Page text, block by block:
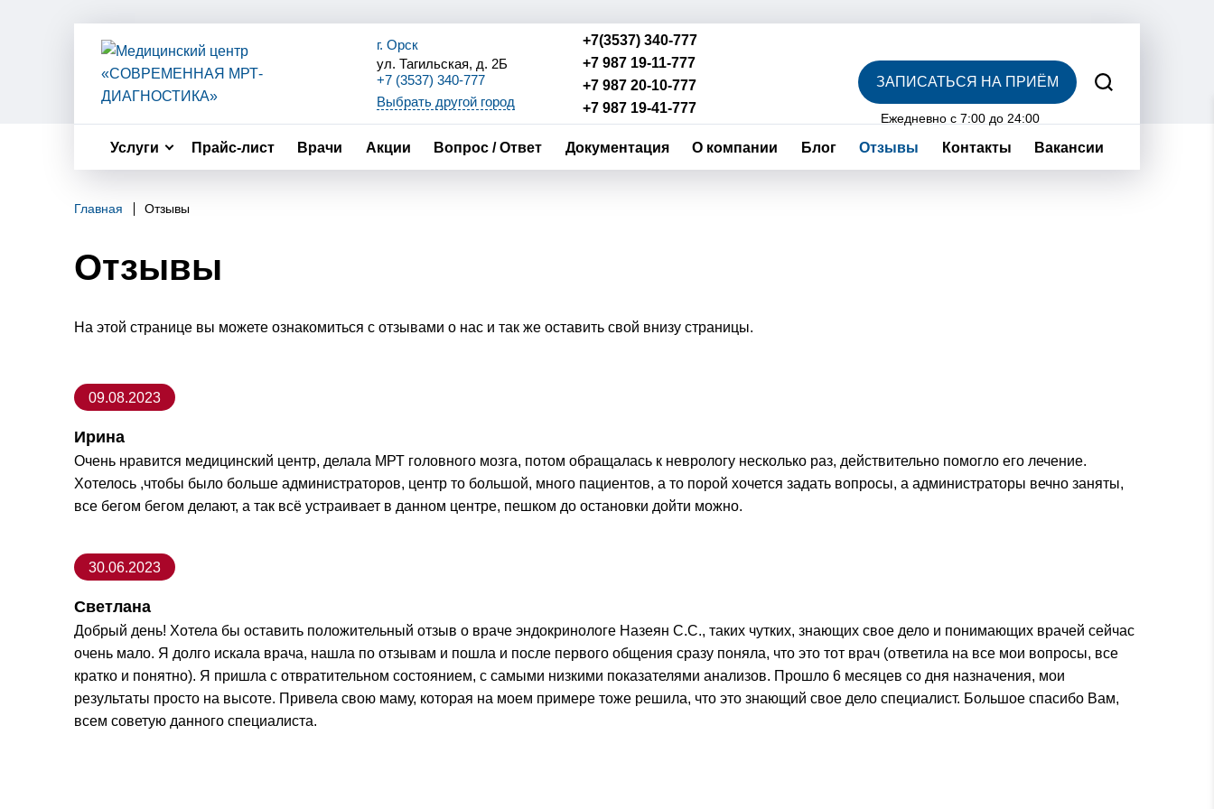
г. Орск
ул. Тагильская, д. 2Б
+7 (3537) 340-777
+7(987)20-10-777
+7(987)19-11-777
Для Записи по ОМС:
+7(987)19-41-777
Выбрать другой город
+7(3537) 340-777
+7 987 19-11-777
+7 987 20-10-777
+7 987 19-41-777
ЗАПИСАТЬСЯ НА ПРИЁМ
Ежедневно с 7:00 до 24:00
Услуги Прайс-лист Врачи Акции Вопрос / Ответ Документация О компании Блог Отзывы Контакты Вакансии
Главная Отзывы
Отзывы
На этой странице вы можете ознакомиться с отзывами о нас и так же оставить свой внизу страницы.
09.08.2023
Ирина
Очень нравится медицинский центр, делала МРТ головного мозга, потом обращалась к неврологу несколько раз, действительно помогло его лечение.
Хотелось ,чтобы было больше администраторов, центр то большой, много пациентов, а то порой хочется задать вопросы, а администраторы вечно заняты,
все бегом бегом делают, а так всё устраивает в данном центре, пешком до остановки дойти можно.
30.06.2023
Светлана
Добрый день! Хотела бы оставить положительный отзыв о враче эндокринологе Назеян С.С., таких чутких, знающих свое дело и понимающих врачей сейчас
очень мало. Я долго искала врача, нашла по отзывам и пошла и после первого общения сразу поняла, что это тот врач (ответила на все мои вопросы, все
кратко и понятно). Я пришла с отвратительном состоянием, с самыми низкими показателями анализов. Прошло 6 месяцев со дня назначения, мои
результаты просто на высоте. Привела свою маму, которая на моем примере тоже решила, что это знающий свое дело специалист. Большое спасибо Вам,
всем советую данного специалиста.